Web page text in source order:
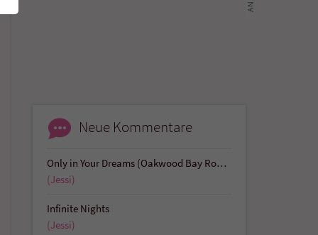
Neue Kommentare
Only in Your Dreams (Oakwood Bay Romances 1)
(Jessi)
Infinite Nights
(Jessi)